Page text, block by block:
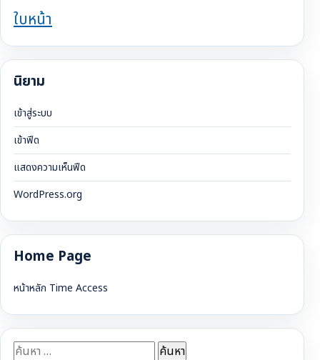
ใบหน้า
นิยาม
เข้าสู่ระบบ
เข้าฟีด
แสดงความเห็นฟีด
WordPress.org
Home Page
หน้าหลัก Time Access
ค้นหา